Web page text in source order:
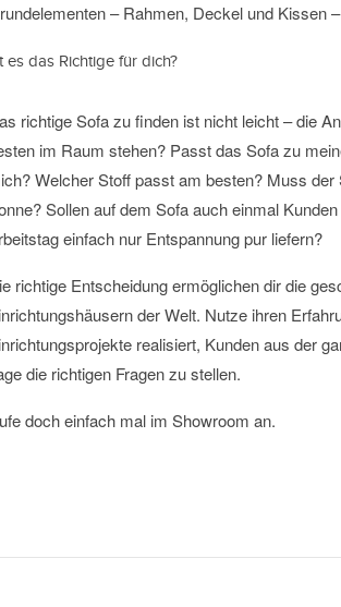
– Rahmen, Deckel und Kissen
es das Richtige für dich?
richtige Sofa zu finden ist nicht leicht – die
im Raum stehen? Passt das Sofa zu
Welcher Stoff passt am besten? Muss
Sollen auf dem Sofa auch einmal
einfach nur Entspannung pur liefern?
richtige Entscheidung ermöglichen dir die
der Welt. Nutze ihren
realisiert, Kunden aus der
die richtigen Fragen zu stellen.
doch einfach mal im Showroom an.